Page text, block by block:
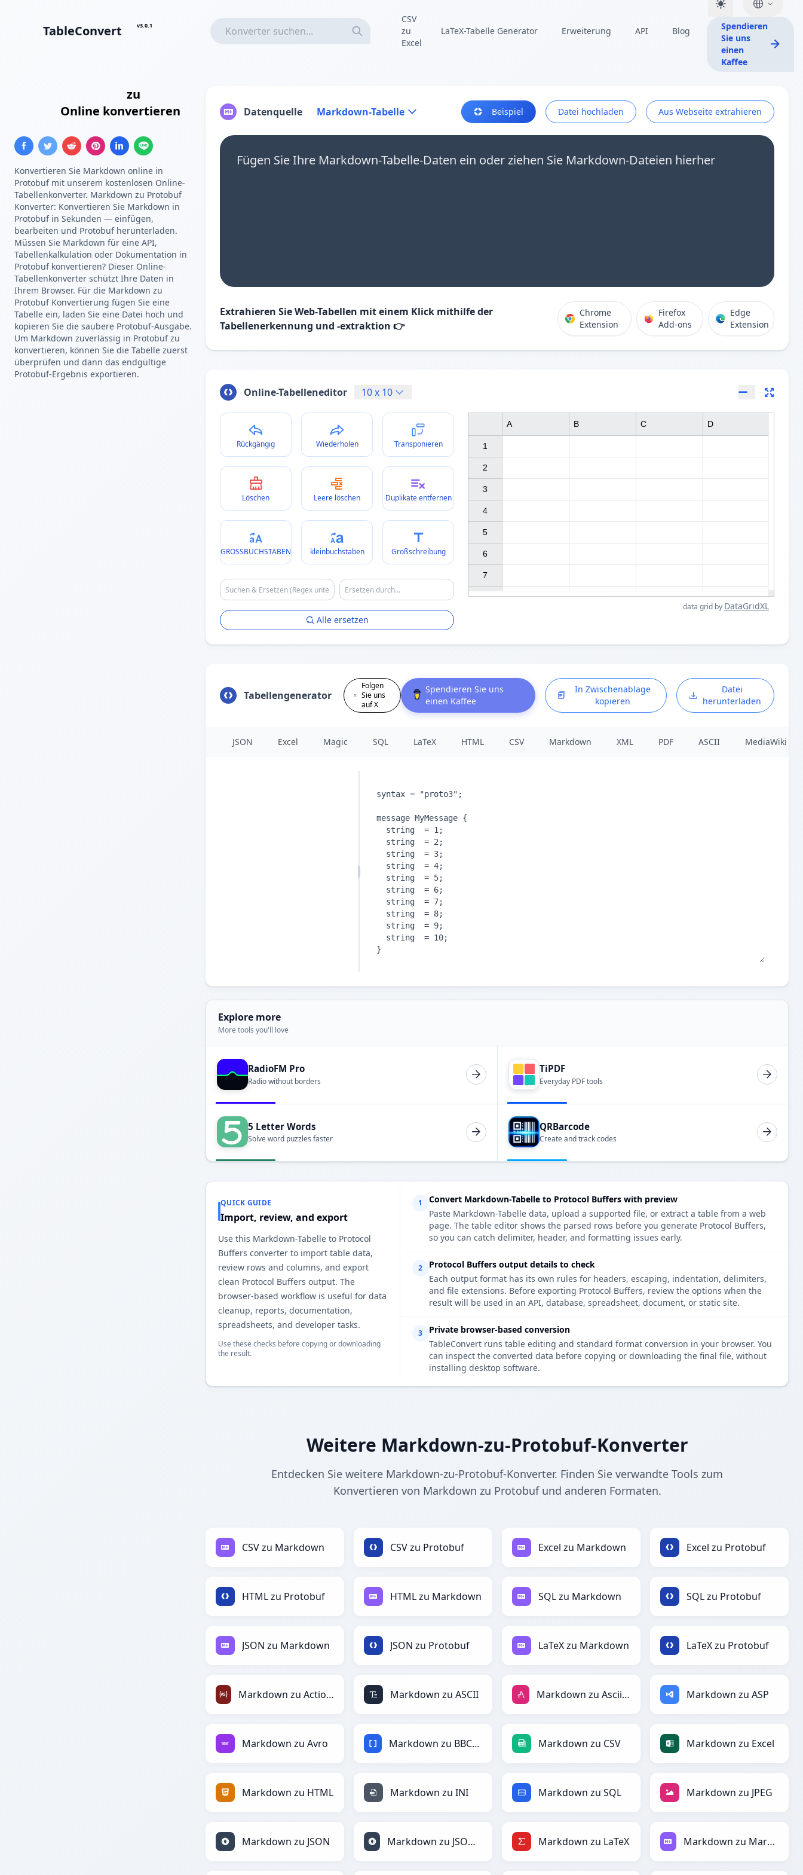
TableConvert v3.0.1
CSV
zu
Excel
LaTeX-Tabelle Generator Erweiterung API Blog
Spendieren
Sie uns
einen
Kaffee
zu
Online konvertieren
Konvertieren Sie Markdown online in
Protobuf mit unserem kostenlosen Online-
Tabellenkonverter. Markdown zu Protobuf
Konverter: Konvertieren Sie Markdown in
Protobuf in Sekunden — einfügen,
bearbeiten und Protobuf herunterladen.
Müssen Sie Markdown für eine API,
Tabellenkalkulation oder Dokumentation in
Protobuf konvertieren? Dieser Online-
Tabellenkonverter schützt Ihre Daten in
Ihrem Browser. Für die Markdown zu
Protobuf Konvertierung fügen Sie eine
Tabelle ein, laden Sie eine Datei hoch und
kopieren Sie die saubere Protobuf-Ausgabe.
Um Markdown zuverlässig in Protobuf zu
konvertieren, können Sie die Tabelle zuerst
überprüfen und dann das endgültige
Protobuf-Ergebnis exportieren.
Datenquelle Markdown-Tabelle Beispiel Datei hochladen Aus Webseite extrahieren
Fügen Sie Ihre Markdown-Tabelle-Daten ein oder ziehen Sie Markdown-Dateien hierher
Extrahieren Sie Web-Tabellen mit einem Klick mithilfe der
Tabellenerkennung und -extraktion 👉
Chrome
Extension
Firefox
Add-ons
Edge
Extension
Online-Tabelleneditor 10x 10
Rückgängig Wiederholen Transponieren
Löschen Leere löschen Duplikate entfernen
GROSSBUCHSTABEN kleinbuchstaben Großschreibung
Alle ersetzen
data grid by DataGridXL
1
2
3
4
5
6
7
A B C D
Tabellengenerator
Folgen
Sie uns
auf X
Spendieren Sie uns
einen Kaffee
In Zwischenablage
kopieren
Datei
herunterladen
JSON Excel Magic SQL LaTeX HTML CSV Markdown XML PDF ASCII MediaWiki
Explore more
More tools you'll love
RadioFM Pro
Radio without borders
TiPDF
Everyday PDF tools
5 Letter Words
Solve word puzzles faster
QRBarcode
Create and track codes
QUICK GUIDE
Import, review, and export
Use this Markdown-Tabelle to Protocol
Buffers converter to import table data,
review rows and columns, and export
clean Protocol Buffers output. The
browser-based workflow is useful for data
cleanup, reports, documentation,
spreadsheets, and developer tasks.
Use these checks before copying or downloading
the result.
1
Convert Markdown-Tabelle to Protocol Buffers with preview
Paste Markdown-Tabelle data, upload a supported file, or extract a table from a web
page. The table editor shows the parsed rows before you generate Protocol Buffers,
so you can catch delimiter, header, and formatting issues early.
2
Protocol Buffers output details to check
Each output format has its own rules for headers, escaping, indentation, delimiters,
and file extensions. Before exporting Protocol Buffers, review the options when the
result will be used in an API, database, spreadsheet, document, or static site.
3
Private browser-based conversion
TableConvert runs table editing and standard format conversion in your browser. You
can inspect the converted data before copying or downloading the final file, without
installing desktop software.
Weitere Markdown-zu-Protobuf-Konverter
Entdecken Sie weitere Markdown-zu-Protobuf-Konverter. Finden Sie verwandte Tools zum
Konvertieren von Markdown zu Protobuf und anderen Formaten.
CSV zu Markdown CSV zu Protobuf Excel zu Markdown Excel zu Protobuf
HTML zu Protobuf HTML zu Markdown SQL zu Markdown SQL zu Protobuf
JSON zu Markdown JSON zu Protobuf LaTeX zu Markdown LaTeX zu Protobuf
Markdown zu ActionScript Markdown zu ASCII Markdown zu AsciiDoc Markdown zu ASP
Markdown zu Avro Markdown zu BBCode Markdown zu CSV Markdown zu Excel
Markdown zu HTML Markdown zu INI Markdown zu SQL Markdown zu JPEG
Markdown zu JSON Markdown zu JSONLines Markdown zu LaTeX Markdown zu Markdown